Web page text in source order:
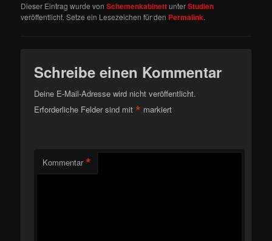
Dieser Eintrag wurde vonSchemenkabinettunterStudien
veröffentlicht. Setze ein Lesezeichen für den Permalink.
Schreibe einen Kommentar
Deine E-Mail-Adresse wird nicht veröffentlicht.
Erforderliche Felder sind mit* markiert
Kommentar *